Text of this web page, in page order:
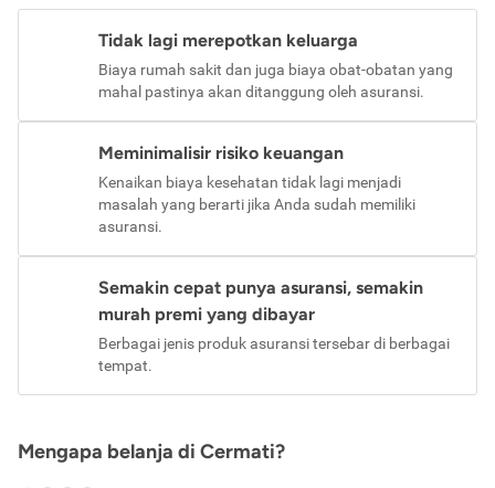
Tidak lagi merepotkan keluarga
Biaya rumah sakit dan juga biaya obat-obatan yang
mahal pastinya akan ditanggung oleh asuransi.
Meminimalisir risiko keuangan
Kenaikan biaya kesehatan tidak lagi menjadi
masalah yang berarti jika Anda sudah memiliki
asuransi.
Semakin cepat punya asuransi, semakin
murah premi yang dibayar
Berbagai jenis produk asuransi tersebar di berbagai
tempat.
Mengapa belanja di Cermati?